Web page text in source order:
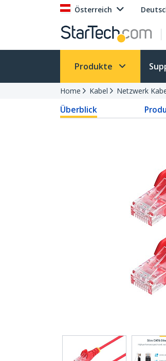
Österreich
Produkte
Home Kabel Netzwerk
Überblick